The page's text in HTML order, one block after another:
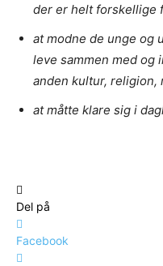
der er helt forskellige
at modne de unge og
leve sammen med og
anden kultur, religion,
at måtte klare sig i
Del på
Facebook